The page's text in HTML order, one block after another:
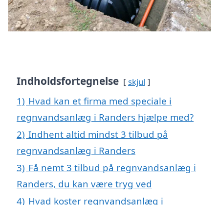
Indholdsfortegnelse skjul
1) Hvad kan et firma med speciale i
regnvandsanlæg i Randers hjælpe med?
2) Indhent altid mindst 3 tilbud på
regnvandsanlæg i Randers
3) Få nemt 3 tilbud på regnvandsanlæg i
Randers, du kan være tryg ved
4) Hvad koster regnvandsanlæg i